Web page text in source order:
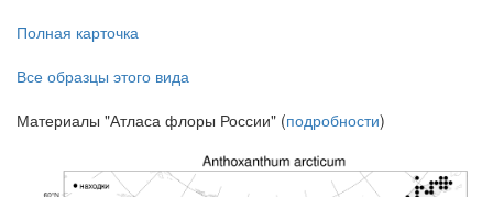
Полная карточка
Все образцы этого вида
Материалы "Атласа флоры России" (подробности)